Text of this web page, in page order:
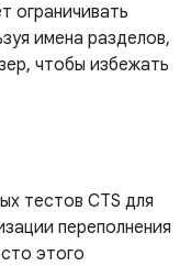
ограничивать
имена разделов,
чтобы избежать
тестов CTS для
переполнения
этого